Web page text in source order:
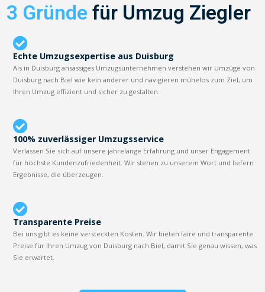
3 Gründe für Umzug Ziegler
Echte Umzugsexpertise aus Duisburg
Als in Duisburg ansässiges Umzugsunternehmen verstehen wir Umzüge von
Duisburg nach Biel wie kein anderer und navigieren mühelos zum Ziel, um
Ihren Umzug effizient und sicher zu gestalten.
100% zuverlässiger Umzugsservice
Verlassen Sie sich auf unsere jahrelange Erfahrung und unser Engagement
für höchste Kundenzufriedenheit. Wir stehen zu unserem Wort und liefern
Ergebnisse, die überzeugen.
Transparente Preise
Bei uns gibt es keine versteckten Kosten. Wir bieten faire und transparente
Preise für Ihren Umzug von Duisburg nach Biel, damit Sie genau wissen, was
Sie erwartet.